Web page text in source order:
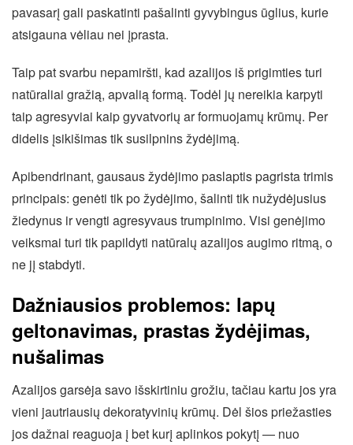
pavasarį gali paskatinti pašalinti gyvybingus ūglius, kurie
atsigauna vėliau nei įprasta.
Taip pat svarbu nepamiršti, kad azalijos iš prigimties turi
natūraliai gražią, apvalią formą. Todėl jų nereikia karpyti
taip agresyviai kaip gyvatvorių ar formuojamų krūmų. Per
didelis įsikišimas tik susilpnins žydėjimą.
Apibendrinant, gausaus žydėjimo paslaptis pagrista trimis
principais: genėti tik po žydėjimo, šalinti tik nužydėjusius
žiedynus ir vengti agresyvaus trumpinimo. Visi genėjimo
veiksmai turi tik papildyti natūralų azalijos augimo ritmą, o
ne jį stabdyti.
Dažniausios problemos: lapų
geltonavimas, prastas žydėjimas,
nušalimas
Azalijos garsėja savo išskirtiniu grožiu, tačiau kartu jos yra
vieni jautriausių dekoratyvinių krūmų. Dėl šios priežasties
jos dažnai reaguoja į bet kurį aplinkos pokytį — nuo